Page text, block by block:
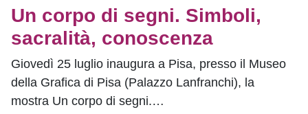
Un corpo di segni. Simboli,
sacralità, conoscenza
Giovedì 25 luglio inaugura a Pisa, presso il Museo
della Grafica di Pisa (Palazzo Lanfranchi), la
mostra Un corpo di segni.…